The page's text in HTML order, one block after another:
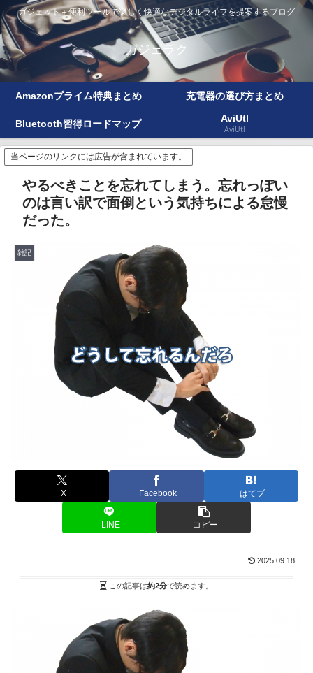
ガジェット＋便利ツールで楽しく快適なデジタルライフを提案するブログ
ガジェラク
Amazonプライム特典まとめ 充電器の選び方まとめ
Bluetooth習得ロードマップ AviUtl
AviUtl
当ページのリンクには広告が含まれています。
やるべきことを忘れてしまう。忘れっぽい
のは言い訳で面倒という気持ちによる怠慢
だった。
雑記
X Facebook はてブ
LINE コピー
2025.09.18
この記事は約2分で読めます。